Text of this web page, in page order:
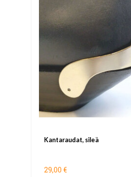
Kantaraudat, sileä
29,00 €